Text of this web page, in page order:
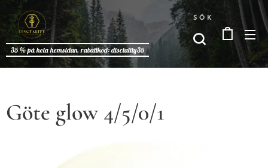
35 % på hela hemsidan, rabattkod: disctality35
SÖK
Göte glow 4/5/0/1